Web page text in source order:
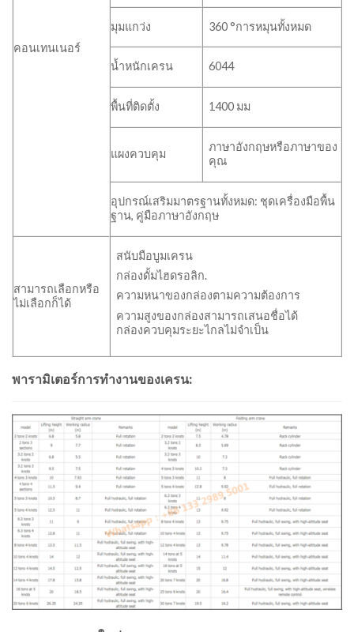
คอนเทนเนอร์
มุมแกว่ง 360 °การหมุนทั้งหมด
น้ำหนักเครน 6044
พื้นที่ติดตั้ง 1400 มม
แผงควบคุม
ภาษาอังกฤษหรือภาษาของ
คุณ
อุปกรณ์เสริมมาตรฐานทั้งหมด: ชุดเครื่องมือพื้น
ฐาน, คู่มือภาษาอังกฤษ
สามารถเลือกหรือ
ไม่เลือกก็ได้
สนับมือบูมเครน
กล่องดั้มไฮดรอลิก.
ความหนาของกล่องตามความต้องการ
ความสูงของกล่องสามารถเสนอชื่อได้
กล่องควบคุมระยะไกลไม่จำเป็น
พารามิเตอร์การทำงานของเครน: